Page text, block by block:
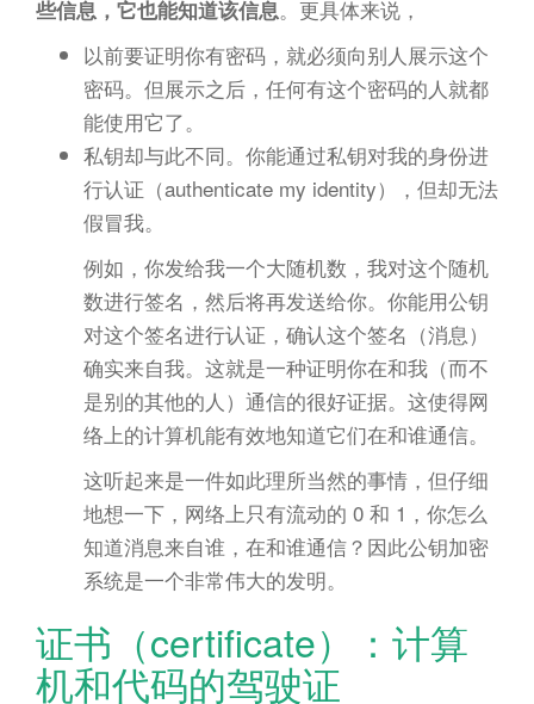
些信息，它也能知道该信息。更具体来说，
以前要证明你有密码，就必须向别人展示这个
密码。但展示之后，任何有这个密码的人就都
能使用它了。
私钥却与此不同。你能通过私钥对我的身份进
行认证（authenticate my identity），但却无法
假冒我。
例如，你发给我一个大随机数，我对这个随机
数进行签名，然后将再发送给你。你能用公钥
对这个签名进行认证，确认这个签名（消息）
确实来自我。这就是一种证明你在和我（而不
是别的其他的人）通信的很好证据。这使得网
络上的计算机能有效地知道它们在和谁通信。
这听起来是一件如此理所当然的事情，但仔细
地想一下，网络上只有流动的 0 和 1，你怎么
知道消息来自谁，在和谁通信？因此公钥加密
系统是一个非常伟大的发明。
证书（certificate）：计算
机和代码的驾驶证